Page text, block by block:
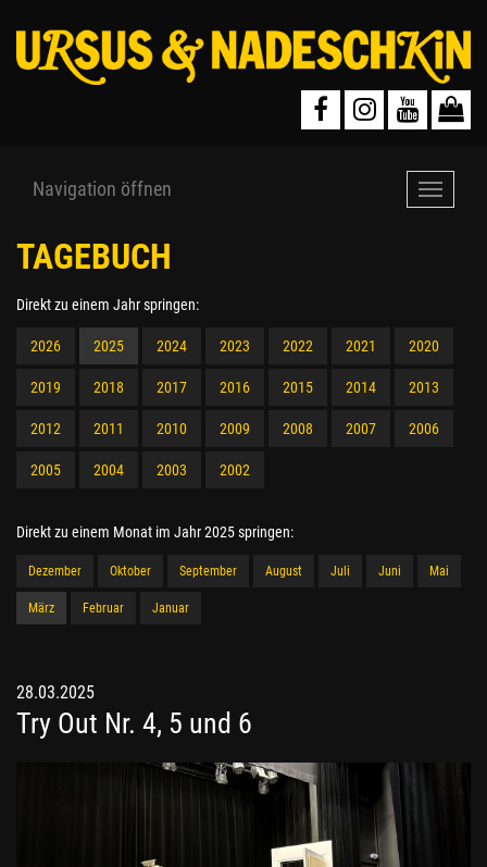
Navigation öffnen
TAGEBUCH
Direkt zu einem Jahr springen:
2026 2025 2024 2023 2022 2021 2020
2019 2018 2017 2016 2015 2014 2013
2012 2011 2010 2009 2008 2007 2006
2005 2004 2003 2002
Direkt zu einem Monat im Jahr 2025 springen:
Dezember Oktober September August Juli Juni Mai
März Februar Januar
28.03.2025
Try Out Nr. 4, 5 und 6